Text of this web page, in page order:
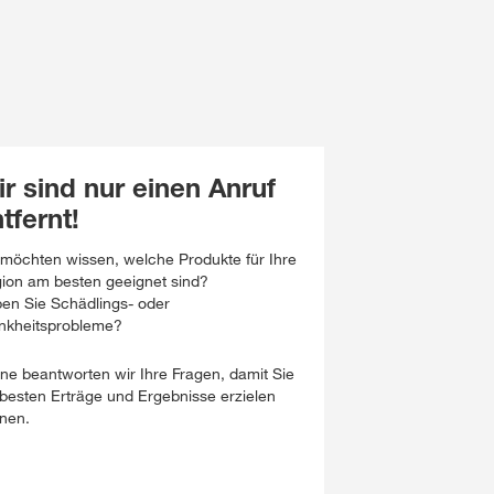
sind nur einen Anruf
wissen, welche Produkte für Ihre
am besten geeignet sind?
Sie Schädlings- oder
beantworten wir Ihre Fragen, damit Sie
Erträge und Ergebnisse erzielen